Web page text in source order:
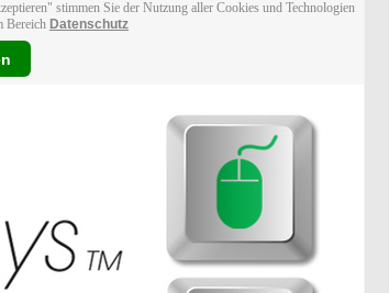
stimmen Sie der Nutzung aller Cookies und Technologien
Bereich Datenschutz